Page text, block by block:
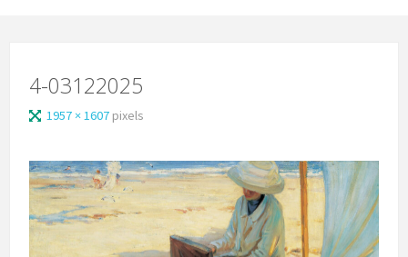
4-03122025
1957 × 1607 pixels